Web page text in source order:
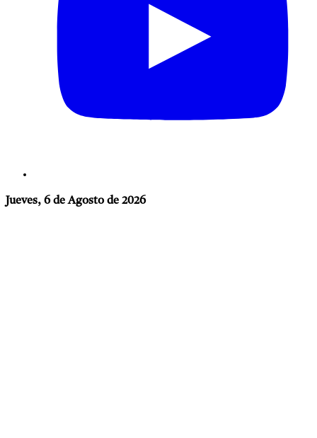
Jueves, 6 de Agosto de 2026